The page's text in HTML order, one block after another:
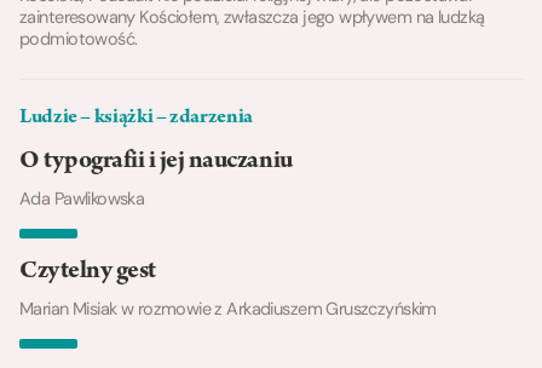
zainteresowany Kościołem, zwłaszcza jego wpływem na ludzką
podmiotowość.
Ludzie – książki – zdarzenia
O typografii i jej nauczaniu
Ada Pawlikowska
Czytelny gest
Marian Misiak w rozmowie z Arkadiuszem Gruszczyńskim